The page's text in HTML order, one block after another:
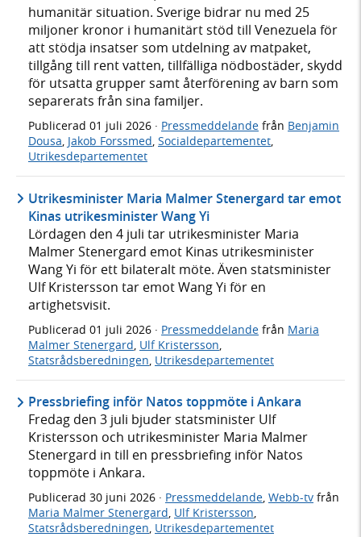
humanitär situation. Sverige bidrar nu med 25
miljoner kronor i humanitärt stöd till Venezuela för
att stödja insatser som utdelning av matpaket,
tillgång till rent vatten, tillfälliga nödbostäder, skydd
för utsatta grupper samt återförening av barn som
separerats från sina familjer.
Publicerad 01 juli 2026 · Pressmeddelande från Benjamin
Dousa, Jakob Forssmed, Socialdepartementet,
Utrikesdepartementet
Utrikesminister Maria Malmer Stenergard tar emot
Kinas utrikesminister Wang Yi
Lördagen den 4 juli tar utrikesminister Maria
Malmer Stenergard emot Kinas utrikesminister
Wang Yi för ett bilateralt möte. Även statsminister
Ulf Kristersson tar emot Wang Yi för en
artighetsvisit.
Publicerad 01 juli 2026 · Pressmeddelande från Maria
Malmer Stenergard Ulf Kristersson
Statsrådsberedningen Utrikesdepartementet
Pressbriefing inför Natos toppmöte i Ankara
Fredag den 3 juli bjuder statsminister Ulf
Kristersson och utrikesminister Maria Malmer
Stenergard in till en pressbriefing inför Natos
toppmöte i Ankara.
Publicerad 30 juni 2026 · Pressmeddelande, Webb-tv från
Maria Malmer Stenergard, Ulf Kristersson,
Statsrådsberedningen, Utrikesdepartementet